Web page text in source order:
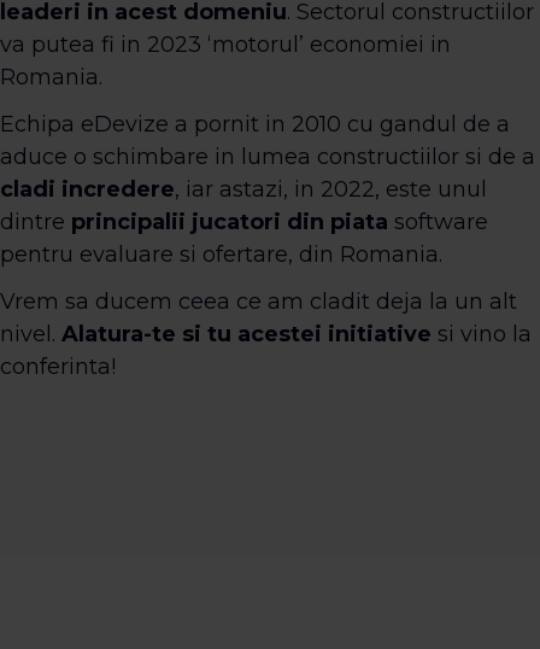
leaderi in acest domeniu. Sectorul constructiilor
va putea fi in 2023 ‘motorul’ economiei in
Romania.
Echipa eDevize a pornit in 2010 cu gandul de a
aduce o schimbare in lumea constructiilor si de a
cladi incredere, iar astazi, in 2022, este unul
dintre principalii jucatori din piata software
pentru evaluare si ofertare, din Romania.
Vrem sa ducem ceea ce am cladit deja la un alt
nivel. Alatura-te si tu acestei initiative si vino la
conferinta!